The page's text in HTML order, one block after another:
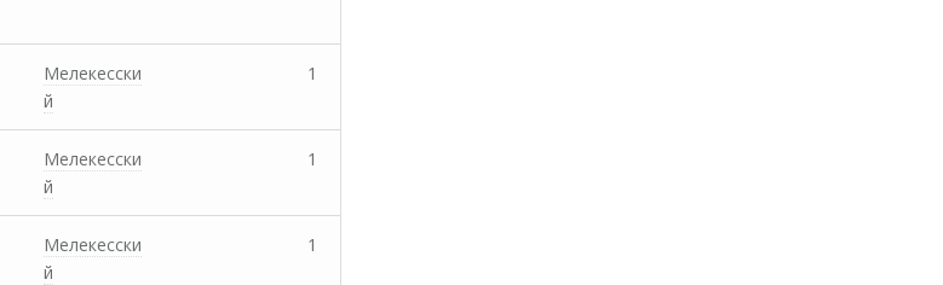
Мелекесски
й
1
Мелекесски
й
1
Мелекесски
й
1